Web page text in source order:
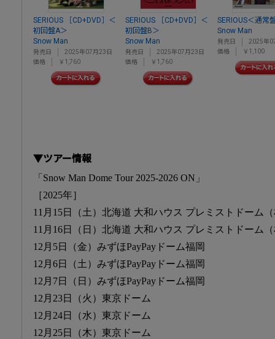
SERIOUS ［CD+DVD］＜
初回盤A＞
Snow Man
発売日
2025年07月23日
価格
￥1,760
SERIOUS ［CD+DVD］＜
初回盤B＞
Snow Man
発売日
2025年07月23日
価格
￥1,760
SERIOUS＜通常
Snow Man
発売日
2025年
価格
￥1,100
▼ツアー情報
「Snow Man Dome Tour 2025-2026 ON」
［2025年］
11月15日（土）北海道 大和ハウス プレミストドーム
11月16日（日）北海道 大和ハウス プレミストドーム
12月5日（金）みずほPayPayドーム福岡
12月6日（土）みずほPayPayドーム福岡
12月7日（日）みずほPayPayドーム福岡
12月23日（火）東京ドーム
12月24日（水）東京ドーム
12月25日（木）東京ドーム